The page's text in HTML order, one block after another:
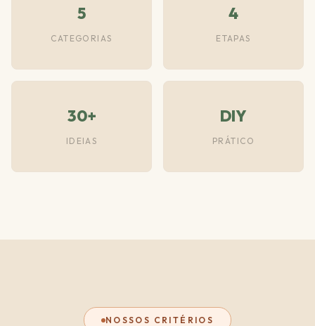
5
CATEGORIAS
4
ETAPAS
30+
IDEIAS
DIY
PRÁTICO
NOSSOS CRITÉRIOS